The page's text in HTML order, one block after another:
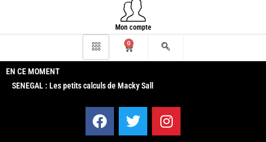
Mon compte
0
EN CE MOMENT
SENEGAL : Les petits calculs de Macky Sall